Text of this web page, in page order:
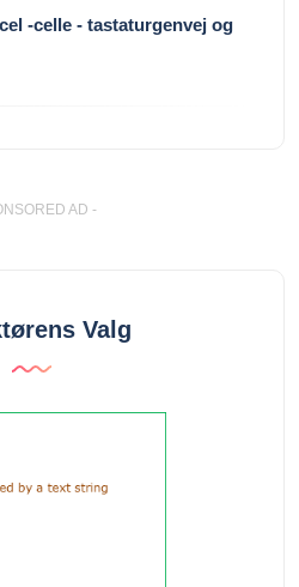
-celle - tastaturgenvej og
AD -
Valg